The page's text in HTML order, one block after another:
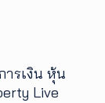
รเงิน หุ้น
Live